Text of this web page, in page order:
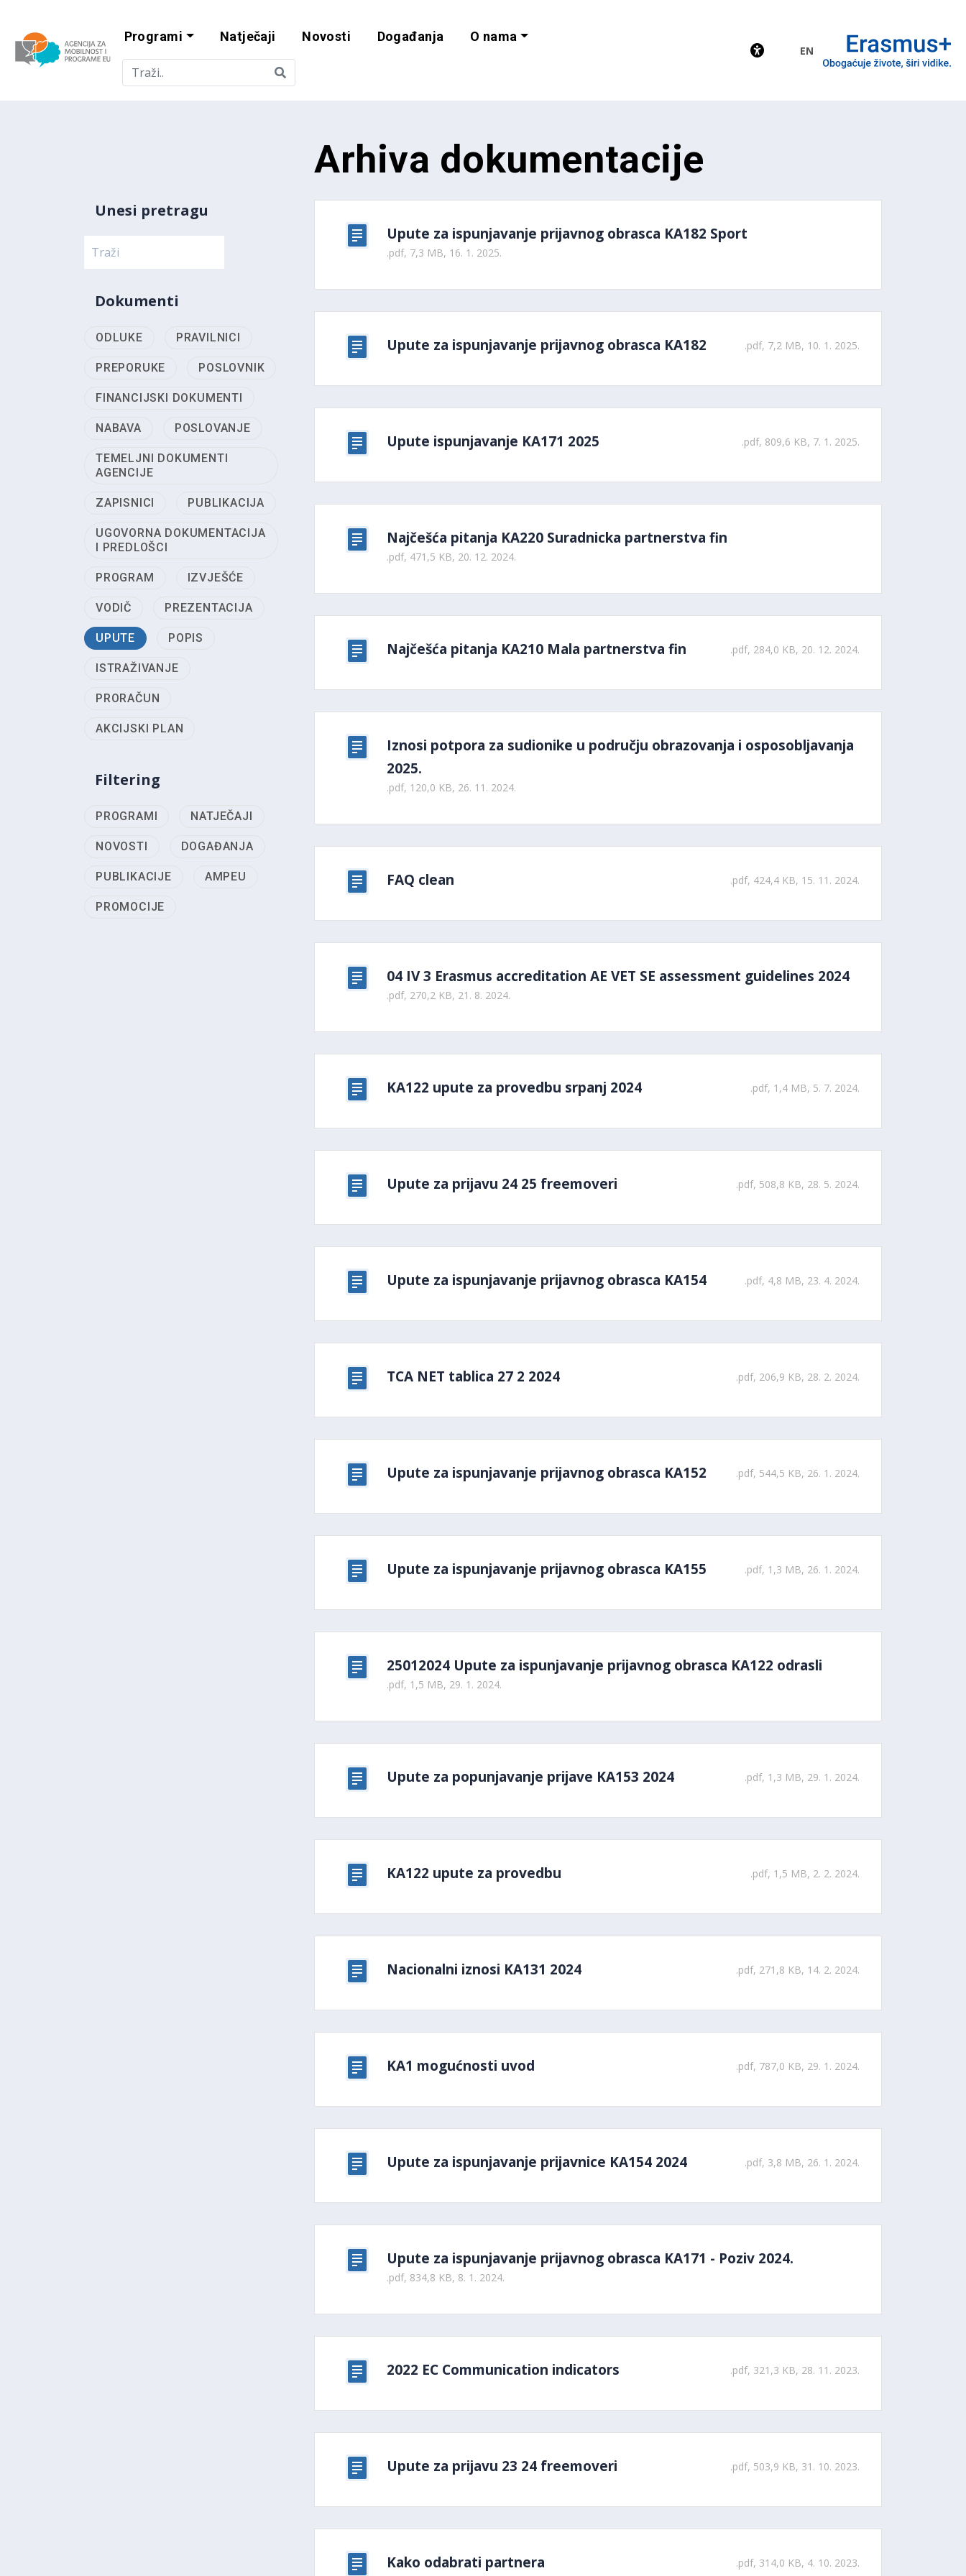
Agencija za mobilnost i programe EU
Programi Natječaji Novosti Događanja O nama
EN
Unesi pretragu
Dokumenti
ODLUKE PRAVILNICI
PREPORUKE POSLOVNIK
FINANCIJSKI DOKUMENTI
NABAVA POSLOVANJE
TEMELJNI DOKUMENTI
AGENCIJE
ZAPISNICI PUBLIKACIJA
UGOVORNA DOKUMENTACIJA
I PREDLOŠCI
PROGRAM IZVJEŠĆE
VODIČ PREZENTACIJA
UPUTE POPIS
ISTRAŽIVANJE
PRORAČUN
AKCIJSKI PLAN
Filtering
PROGRAMI NATJEČAJI
NOVOSTI DOGAĐANJA
PUBLIKACIJE AMPEU
PROMOCIJE
Arhiva dokumentacije
Upute za ispunjavanje prijavnog obrasca KA182 Sport
.pdf, 7,3 MB, 16. 1. 2025.
Upute za ispunjavanje prijavnog obrasca KA182 .pdf, 7,2 MB, 10. 1. 2025.
Upute ispunjavanje KA171 2025 .pdf, 809,6 KB, 7. 1. 2025.
Najčešća pitanja KA220 Suradnicka partnerstva fin
.pdf, 471,5 KB, 20. 12. 2024.
Najčešća pitanja KA210 Mala partnerstva fin .pdf, 284,0 KB, 20. 12. 2024.
Iznosi potpora za sudionike u području obrazovanja i osposobljavanja
2025.
.pdf, 120,0 KB, 26. 11. 2024.
FAQ clean .pdf, 424,4 KB, 15. 11. 2024.
04 IV 3 Erasmus accreditation AE VET SE assessment guidelines 2024
.pdf, 270,2 KB, 21. 8. 2024.
KA122 upute za provedbu srpanj 2024 .pdf, 1,4 MB, 5. 7. 2024.
Upute za prijavu 24 25 freemoveri .pdf, 508,8 KB, 28. 5. 2024.
Upute za ispunjavanje prijavnog obrasca KA154 .pdf, 4,8 MB, 23. 4. 2024.
TCA NET tablica 27 2 2024 .pdf, 206,9 KB, 28. 2. 2024.
Upute za ispunjavanje prijavnog obrasca KA152 .pdf, 544,5 KB, 26. 1. 2024.
Upute za ispunjavanje prijavnog obrasca KA155 .pdf, 1,3 MB, 26. 1. 2024.
25012024 Upute za ispunjavanje prijavnog obrasca KA122 odrasli
.pdf, 1,5 MB, 29. 1. 2024.
Upute za popunjavanje prijave KA153 2024 .pdf, 1,3 MB, 29. 1. 2024.
KA122 upute za provedbu .pdf, 1,5 MB, 2. 2. 2024.
Nacionalni iznosi KA131 2024 .pdf, 271,8 KB, 14. 2. 2024.
KA1 mogućnosti uvod .pdf, 787,0 KB, 29. 1. 2024.
Upute za ispunjavanje prijavnice KA154 2024 .pdf, 3,8 MB, 26. 1. 2024.
Upute za ispunjavanje prijavnog obrasca KA171 - Poziv 2024.
.pdf, 834,8 KB, 8. 1. 2024.
2022 EC Communication indicators .pdf, 321,3 KB, 28. 11. 2023.
Upute za prijavu 23 24 freemoveri .pdf, 503,9 KB, 31. 10. 2023.
Kako odabrati partnera .pdf, 314,0 KB, 4. 10. 2023.